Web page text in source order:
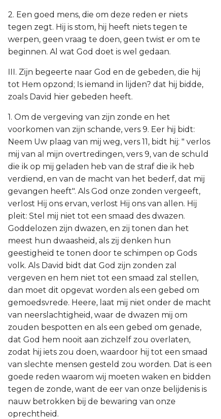
2. Een goed mens, die om deze reden er niets
tegen zegt. Hij is stom, hij heeft niets tegen te
werpen, geen vraag te doen, geen twist er om te
beginnen. Al wat God doet is wel gedaan.
III. Zijn begeerte naar God en de gebeden, die hij
tot Hem opzond; Is iemand in lijden? dat hij bidde,
zoals David hier gebeden heeft.
1. Om de vergeving van zijn zonde en het
voorkomen van zijn schande, vers 9. Eer hij bidt:
Neem Uw plaag van mij weg, vers 11, bidt hij: " verlos
mij van al mijn overtredingen, vers 9, van de schuld
die ik op mij geladen heb van de straf die ik heb
verdiend, en van de macht van het bederf, dat mij
gevangen heeft". Als God onze zonden vergeeft,
verlost Hij ons ervan, verlost Hij ons van allen. Hij
pleit: Stel mij niet tot een smaad des dwazen.
Goddelozen zijn dwazen, en zij tonen dan het
meest hun dwaasheid, als zij denken hun
geestigheid te tonen door te schimpen op Gods
volk. Als David bidt dat God zijn zonden zal
vergeven en hem niet tot een smaad zal stellen,
dan moet dit opgevat worden als een gebed om
gemoedsvrede. Heere, laat mij niet onder de macht
van neerslachtigheid, waar de dwazen mij om
zouden bespotten en als een gebed om genade,
dat God hem nooit aan zichzelf zou overlaten,
zodat hij iets zou doen, waardoor hij tot een smaad
van slechte mensen gesteld zou worden. Dat is een
goede reden waarom wij moeten waken en bidden
tegen de zonde, want de eer van onze belijdenis is
nauw betrokken bij de bewaring van onze
oprechtheid.